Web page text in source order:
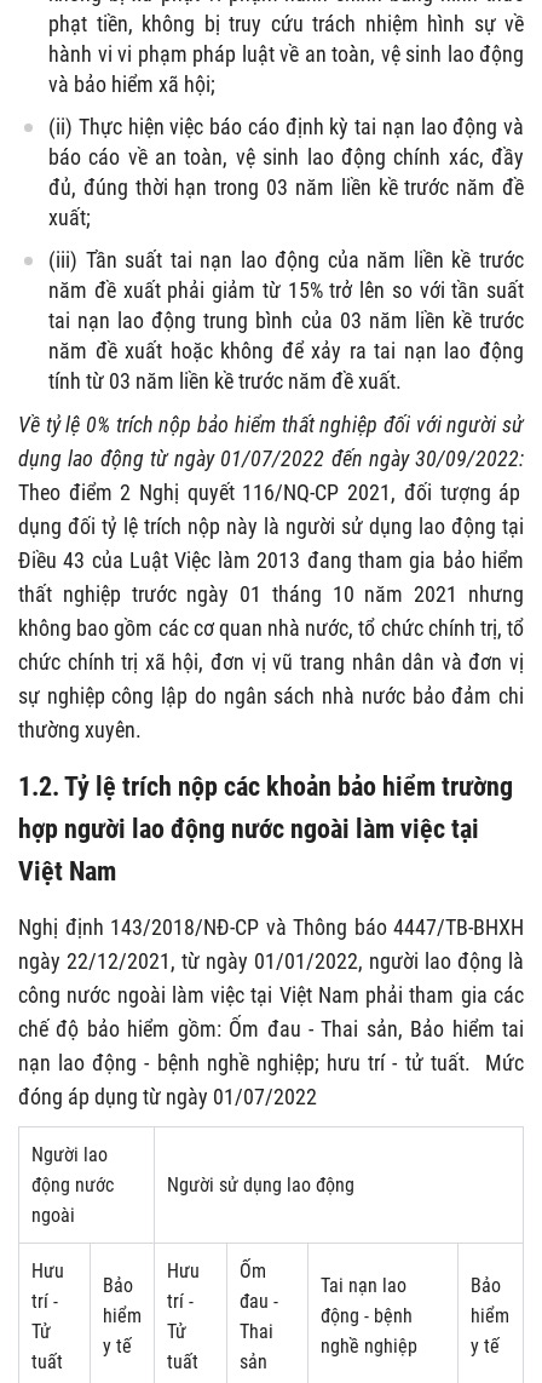
phạt tiền, không bị truy cứu trách nhiệm hình sự về
hành vi vi phạm pháp luật về an toàn, vệ sinh lao động
và bảo hiểm xã hội;
(ii) Thực hiện việc báo cáo định kỳ tai nạn lao động và
báo cáo về an toàn, vệ sinh lao động chính xác, đầy
đủ, đúng thời hạn trong 03 năm liền kề trước năm đề
xuất;
(iii) Tần suất tai nạn lao động của năm liền kề trước
năm đề xuất phải giảm từ 15% trở lên so với tần suất
tai nạn lao động trung bình của 03 năm liền kề trước
năm đề xuất hoặc không để xảy ra tai nạn lao động
tính từ 03 năm liền kề trước năm đề xuất.
Về tỷ lệ 0% trích nộp bảo hiểm thất nghiệp đối với người sử
dụng lao động từ ngày 01/07/2022 đến ngày 30/09/2022:
Theo điểm 2 Nghị quyết 116/NQ-CP 2021, đối tượng áp
dụng đối tỷ lệ trích nộp này là người sử dụng lao động tại
Điều 43 của Luật Việc làm 2013 đang tham gia bảo hiểm
thất nghiệp trước ngày 01 tháng 10 năm 2021 nhưng
không bao gồm các cơ quan nhà nước, tổ chức chính trị, tổ
chức chính trị xã hội, đơn vị vũ trang nhân dân và đơn vị
sự nghiệp công lập do ngân sách nhà nước bảo đảm chi
thường xuyên.
1.2. Tỷ lệ trích nộp các khoản bảo hiểm trường
hợp người lao động nước ngoài làm việc tại
Việt Nam
Nghị định 143/2018/NĐ-CP và Thông báo 4447/TB-BHXH
ngày 22/12/2021, từ ngày 01/01/2022, người lao động là
công nước ngoài làm việc tại Việt Nam phải tham gia các
chế độ bảo hiểm gồm: Ốm đau - Thai sản, Bảo hiểm tai
nạn lao động - bệnh nghề nghiệp; hưu trí - tử tuất. Mức
đóng áp dụng từ ngày 01/07/2022
Người lao
động nước
ngoài
Người sử dụng lao động
Hưu
trí -
Tử
tuất
Bảo
hiểm
y tế
Hưu
trí -
Tử
tuất
Ốm
đau -
Thai
sản
Tai nạn lao
động - bệnh
nghề nghiệp
Bảo
hiểm
y tế